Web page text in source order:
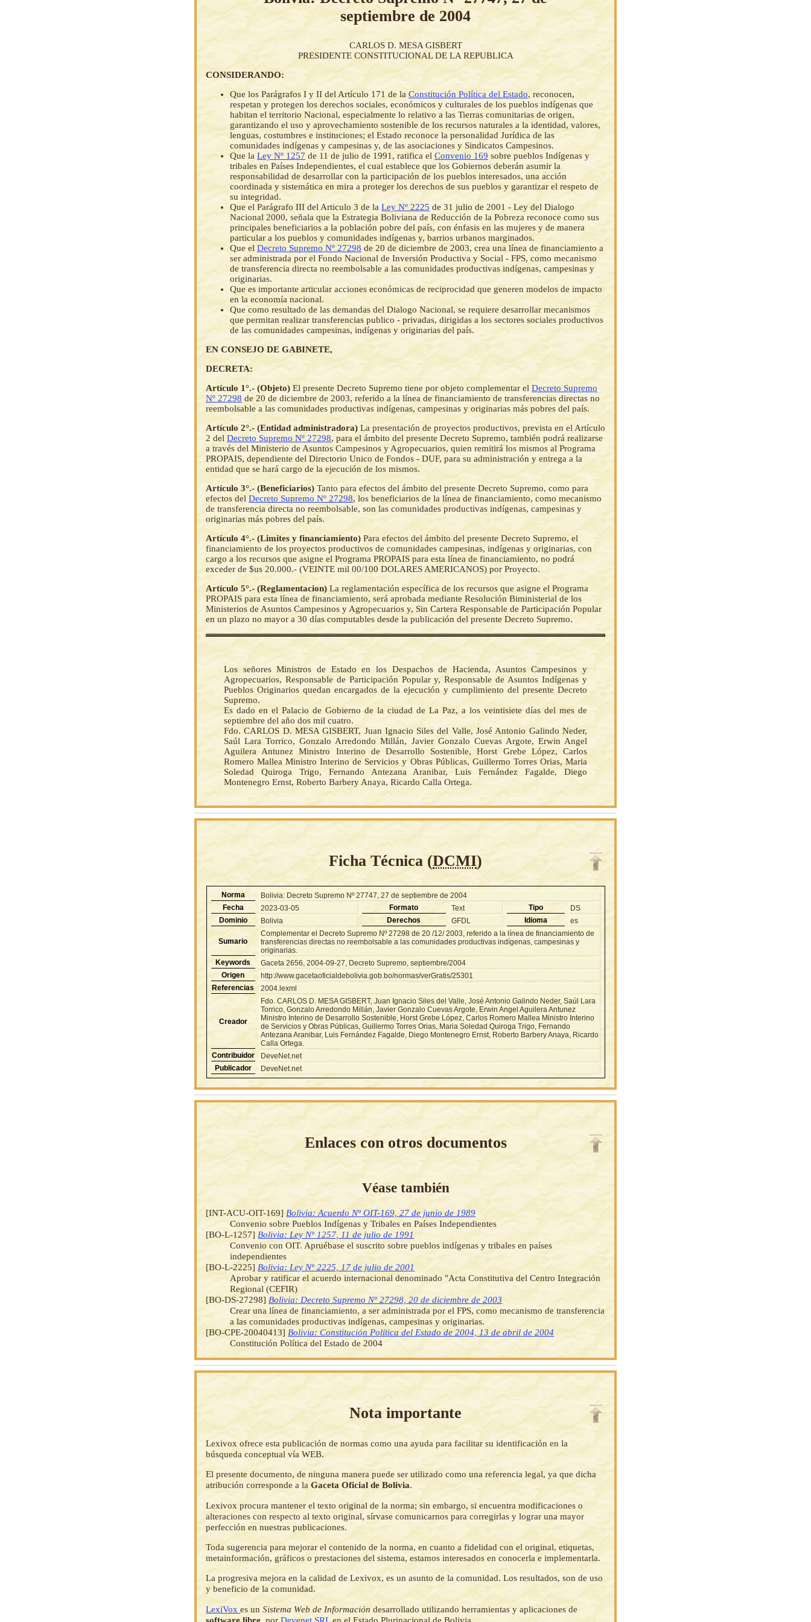
septiembre de 2004
CARLOS D. MESA GISBERT
PRESIDENTE CONSTITUCIONAL DE LA REPUBLICA
CONSIDERANDO:
Que los Parágrafos I y II del Artículo 171 de la Constitución Política del Estado, reconocen,
respetan y protegen los derechos sociales, económicos y culturales de los pueblos indígenas que
habitan el territorio Nacional, especialmente lo relativo a las Tierras comunitarias de origen,
garantizando el uso y aprovechamiento sostenible de los recursos naturales a la identidad, valores,
lenguas, costumbres e instituciones; el Estado reconoce la personalidad Jurídica de las
comunidades indígenas y campesinas y, de las asociaciones y Sindicatos Campesinos.
Que la Ley Nº 1257 de 11 de julio de 1991, ratifica el Convenio 169 sobre pueblos Indígenas y
tribales en Países Independientes, el cual establece que los Gobiernos deberán asumir la
responsabilidad de desarrollar con la participación de los pueblos interesados, una acción
coordinada y sistemática en mira a proteger los derechos de sus pueblos y garantizar el respeto de
su integridad.
Que el Parágrafo III del Articulo 3 de la Ley Nº 2225 de 31 julio de 2001 - Ley del Dialogo
Nacional 2000, señala que la Estrategia Boliviana de Reducción de la Pobreza reconoce como sus
principales beneficiarios a la población pobre del país, con énfasis en las mujeres y de manera
particular a los pueblos y comunidades indígenas y, barrios urbanos marginados.
Que el Decreto Supremo Nº 27298 de 20 de diciembre de 2003, crea una línea de financiamiento a
ser administrada por el Fondo Nacional de Inversión Productiva y Social - FPS, como mecanismo
de transferencia directa no reembolsable a las comunidades productivas indígenas, campesinas y
originarias.
Que es importante articular acciones económicas de reciprocidad que generen modelos de impacto
en la economía nacional.
Que como resultado de las demandas del Dialogo Nacional, se requiere desarrollar mecanismos
que permitan realizar transferencias publico - privadas, dirigidas a los sectores sociales productivos
de las comunidades campesinas, indígenas y originarias del país.
EN CONSEJO DE GABINETE,
DECRETA:
Artículo 1°.- (Objeto) El presente Decreto Supremo tiene por objeto complementar el Decreto Supremo
Nº 27298 de 20 de diciembre de 2003, referido a la línea de financiamiento de transferencias directas no
reembolsable a las comunidades productivas indígenas, campesinas y originarias más pobres del país.
Artículo 2°.- (Entidad administradora) La presentación de proyectos productivos, prevista en el Artículo
2 del Decreto Supremo Nº 27298, para el ámbito del presente Decreto Supremo, también podrá realizarse
a través del Ministerio de Asuntos Campesinos y Agropecuarios, quien remitirá los mismos al Programa
PROPAIS, dependiente del Directorio Unico de Fondos - DUF, para su administración y entrega a la
entidad que se hará cargo de la ejecución de los mismos.
Artículo 3°.- (Beneficiarios) Tanto para efectos del ámbito del presente Decreto Supremo, como para
efectos del Decreto Supremo Nº 27298, los beneficiarios de la línea de financiamiento, como mecanismo
de transferencia directa no reembolsable, son las comunidades productivas indígenas, campesinas y
originarias más pobres del país.
Artículo 4°.- (Limites y financiamiento) Para efectos del ámbito del presente Decreto Supremo, el
financiamiento de los proyectos productivos de comunidades campesinas, indígenas y originarias, con
cargo a los recursos que asigne el Programa PROPAIS para esta línea de financiamiento, no podrá
exceder de $us 20.000.- (VEINTE mil 00/100 DOLARES AMERICANOS) por Proyecto.
Artículo 5°.- (Reglamentacion) La reglamentación específica de los recursos que asigne el Programa
PROPAIS para esta línea de financiamiento, será aprobada mediante Resolución Biministerial de los
Ministerios de Asuntos Campesinos y Agropecuarios y, Sin Cartera Responsable de Participación Popular
en un plazo no mayor a 30 días computables desde la publicación del presente Decreto Supremo.
Los señores Ministros de Estado en los Despachos de Hacienda, Asuntos Campesinos y
Agropecuarios, Responsable de Participación Popular y, Responsable de Asuntos Indígenas y
Pueblos Originarios quedan encargados de la ejecución y cumplimiento del presente Decreto
Supremo.
Es dado en el Palacio de Gobierno de la ciudad de La Paz, a los veintisiete días del mes de
septiembre del año dos mil cuatro.
Fdo. CARLOS D. MESA GISBERT, Juan Ignacio Siles del Valle, José Antonio Galindo Neder,
Saúl Lara Torrico, Gonzalo Arredondo Millán, Javier Gonzalo Cuevas Argote, Erwin Angel
Aguilera Antunez Ministro Interino de Desarrollo Sostenible, Horst Grebe López, Carlos
Romero Mallea Ministro Interino de Servicios y Obras Públicas, Guillermo Torres Orias, Maria
Soledad Quiroga Trigo, Fernando Antezana Aranibar, Luis Fernández Fagalde, Diego
Montenegro Ernst, Roberto Barbery Anaya, Ricardo Calla Ortega.
Ficha Técnica (DCMI)
Norma
Bolivia: Decreto Supremo Nº 27747, 27 de septiembre de 2004
Fecha
2023-03-05 Formato Text Tipo
DS
Dominio
Bolivia Derechos GFDL Idioma es
Sumario
Complementar el Decreto Supremo Nº 27298 de 20 /12/ 2003, referido a la línea de financiamiento de
transferencias directas no reembolsable a las comunidades productivas indígenas, campesinas y
originarias.
Keywords
Gaceta 2656, 2004-09-27, Decreto Supremo, septiembre/2004
Origen
http://www.gacetaoficialdebolivia.gob.bo/normas/verGratis/25301
Referencias
2004.lexml
Creador
Fdo. CARLOS D. MESA GISBERT, Juan Ignacio Siles del Valle, José Antonio Galindo Neder, Saúl Lara
Torrico, Gonzalo Arredondo Millán, Javier Gonzalo Cuevas Argote, Erwin Angel Aguilera Antunez
Ministro Interino de Desarrollo Sostenible, Horst Grebe López, Carlos Romero Mallea Ministro Interino
de Servicios y Obras Públicas, Guillermo Torres Orias, Maria Soledad Quiroga Trigo, Fernando
Antezana Aranibar, Luis Fernández Fagalde, Diego Montenegro Ernst, Roberto Barbery Anaya, Ricardo
Calla Ortega.
Contribuidor
DeveNet.net
Publicador
DeveNet.net
Enlaces con otros documentos
Véase también
[INT-ACU-OIT-169] Bolivia: Acuerdo Nº OIT-169, 27 de junio de 1989
Convenio sobre Pueblos Indígenas y Tribales en Países Independientes
[BO-L-1257] Bolivia: Ley Nº 1257, 11 de julio de 1991
Convenio con OIT. Apruébase el suscrito sobre pueblos indígenas y tribales en países
independientes
[BO-L-2225] Bolivia: Ley Nº 2225, 17 de julio de 2001
Aprobar y ratificar el acuerdo internacional denominado "Acta Constitutiva del Centro Integración
Regional (CEFIR)
[BO-DS-27298] Bolivia: Decreto Supremo Nº 27298, 20 de diciembre de 2003
Crear una línea de financiamiento, a ser administrada por el FPS, como mecanismo de transferencia
a las comunidades productivas indígenas, campesinas y originarias.
[BO-CPE-20040413] Bolivia: Constitución Política del Estado de 2004, 13 de abril de 2004
Constitución Política del Estado de 2004
Nota importante
Lexivox ofrece esta publicación de normas como una ayuda para facilitar su identificación en la
búsqueda conceptual vía WEB.
El presente documento, de ninguna manera puede ser utilizado como una referencia legal, ya que dicha
atribución corresponde a laGaceta Oficial de Bolivia.
Lexivox procura mantener el texto original de la norma; sin embargo, si encuentra modificaciones o
alteraciones con respecto al texto original, sírvase comunicarnos para corregirlas y lograr una mayor
perfección en nuestras publicaciones.
Toda sugerencia para mejorar el contenido de la norma, en cuanto a fidelidad con el original, etiquetas,
metainformación, gráficos o prestaciones del sistema, estamos interesados en conocerla e implementarla.
La progresiva mejora en la calidad de Lexivox, es un asunto de la comunidad. Los resultados, son de uso
y beneficio de la comunidad.
LexiVoxes unSistema Web de Información desarrollado utilizando herramientas y aplicaciones de
software libre , porDevenet SRLen el Estado Plurinacional de Bolivia.